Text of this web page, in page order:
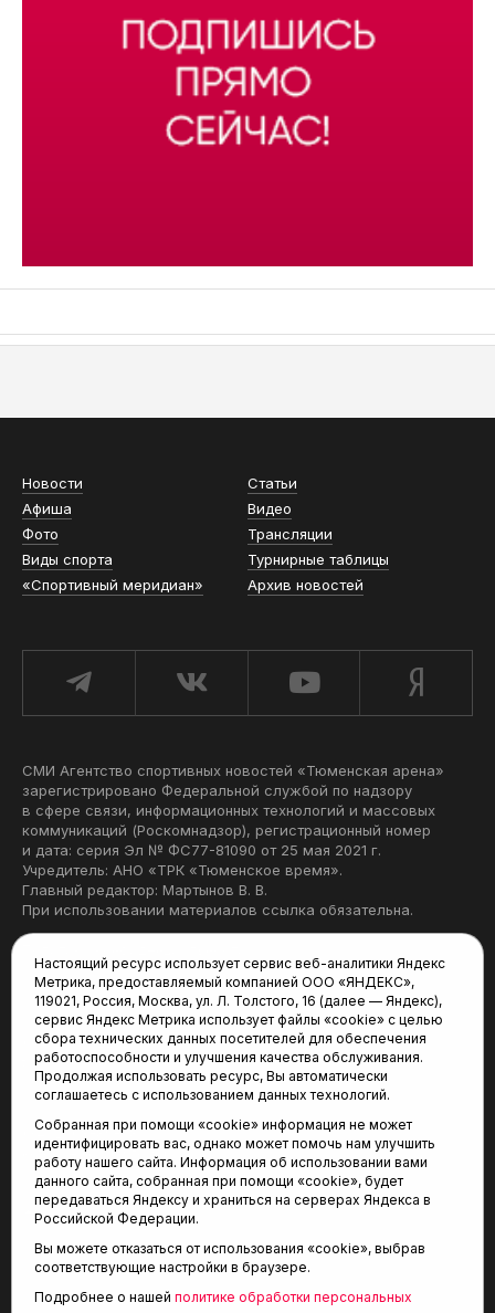
Новости
Статьи
Афиша
Видео
Фото
Трансляции
Виды спорта
Турнирные таблицы
«Спортивный меридиан»
Архив новостей
СМИ Агентство спортивных новостей «Тюменская арена»
зарегистрировано Федеральной службой по надзору
в сфере связи, информационных технологий и массовых
коммуникаций (Роскомнадзор), регистрационный номер
и дата: серия Эл № ФС77-81090 от 25 мая 2021 г.
Учредитель: АНО «ТРК «Тюменское время».
Главный редактор: Мартынов В. В.
При использовании материалов ссылка обязательна.
Редакция:
625035, Тюмень, пр. Геологоразведчиков, 28А
(3452) 68-22-28
tum-arena@mail.ru
Отдел продаж:
(3452) 68-89-78
kotovaev@sibinformburo.ru
Настоящий ресурс использует сервис веб-аналитики Яндекс
Метрика, предоставляемый компанией ООО «ЯНДЕКС»,
119021, Россия, Москва, ул. Л. Толстого, 16 (далее — Яндекс),
сервис Яндекс Метрика использует файлы «cookie» с целью
сбора технических данных посетителей для обеспечения
работоспособности и улучшения качества обслуживания.
Продолжая использовать ресурс, Вы автоматически
соглашаетесь с использованием данных технологий.
Собранная при помощи «cookie» информация не может
идентифицировать вас, однако может помочь нам улучшить
работу нашего сайта. Информация об использовании вами
данного сайта, собранная при помощи «cookie», будет
передаваться Яндексу и храниться на серверах Яндекса в
Российской Федерации.
Вы можете отказаться от использования «cookie», выбрав
соответствующие настройки в браузере.
Подробнее о нашей политике обработки персональных